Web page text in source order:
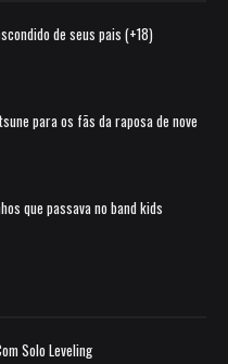
de seus pais (+18)
para os fãs da raposa de nove
que passava no band kids
Solo Leveling